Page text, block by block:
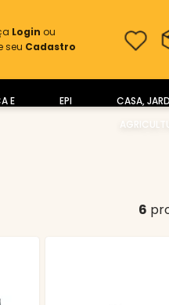
Login ou
seu Cadastro
E
EPI
CASA,
6